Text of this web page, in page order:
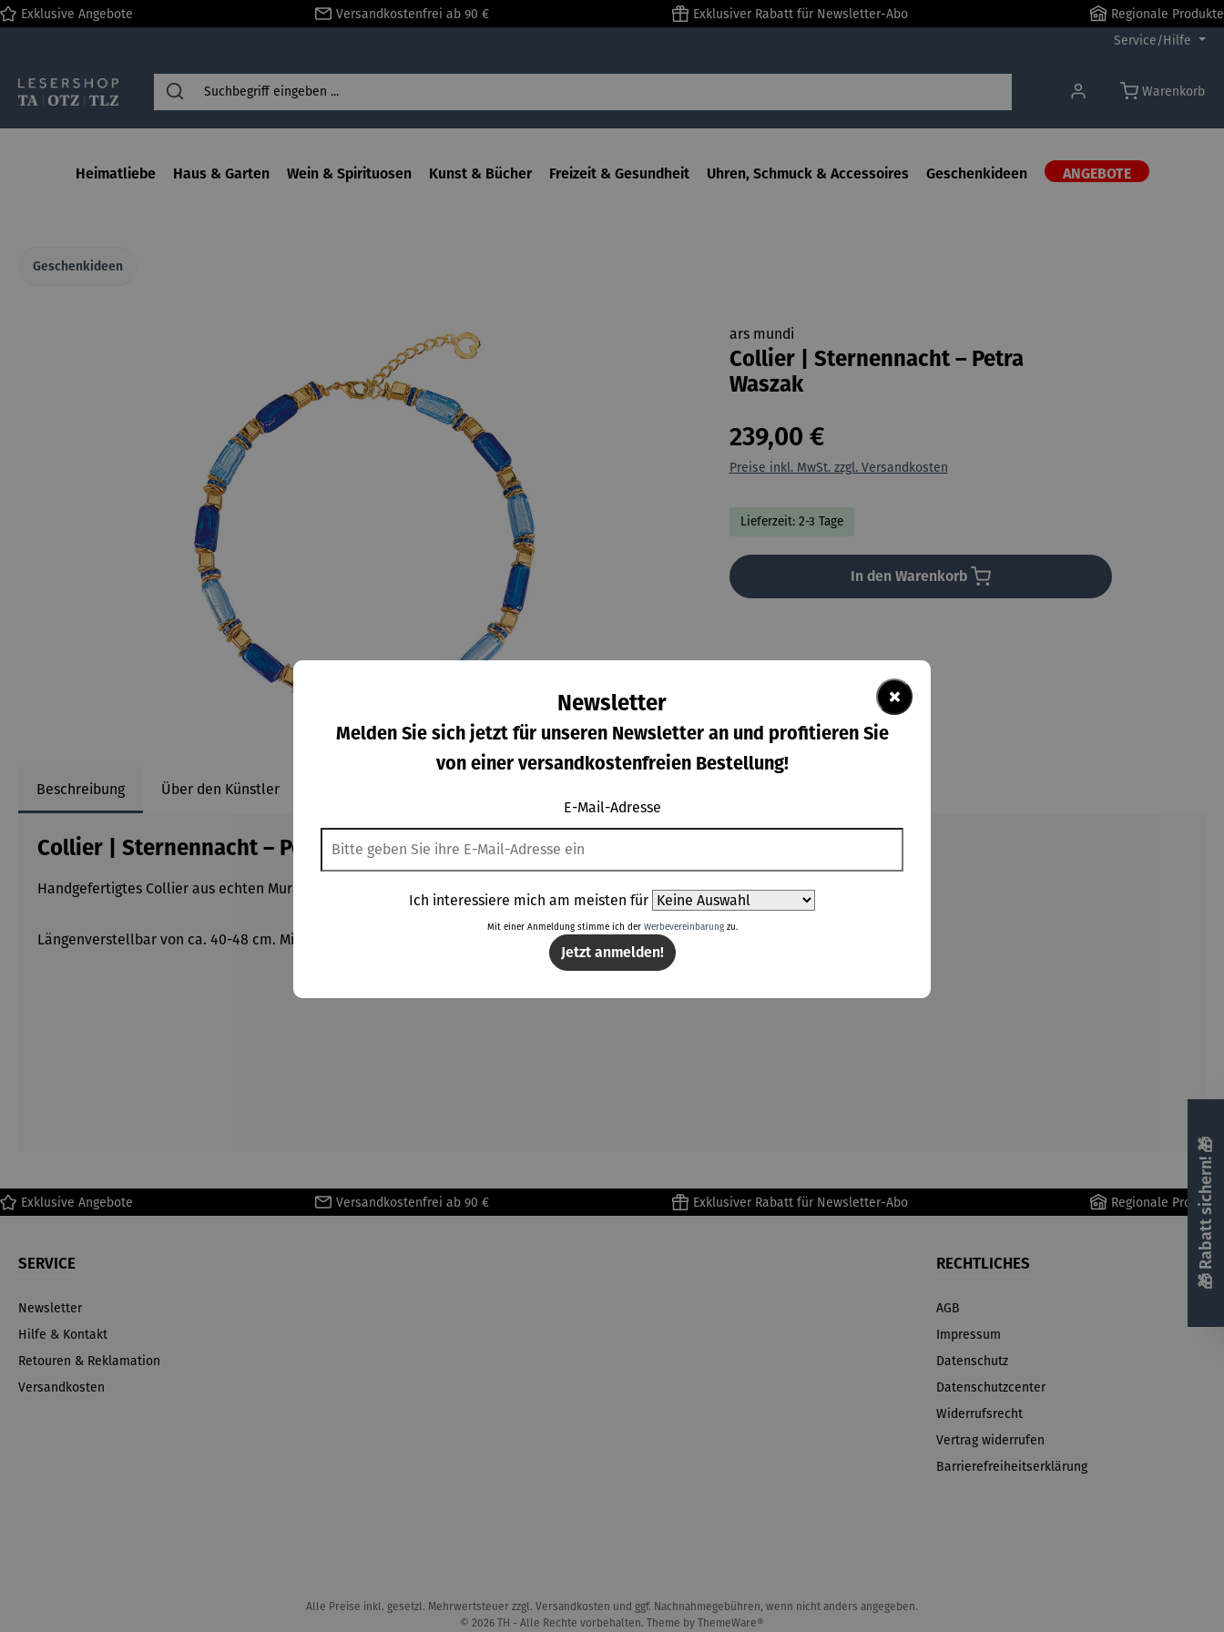
Zur Hauptnavigation springen
Exklusive Angebote Versandkostenfrei ab 90 € Exklusiver Rabatt für Newsletter-Abo
Regionale Produkte
Service/Hilfe
Warenkorb
Heimatliebe Haus & Garten Wein & Spirituosen Kunst & Bücher Freizeit & Gesundheit Uhren, Schmuck & Accessoires Geschenkideen ANGEBOTE
Geschenkideen
ars mundi
Collier | Sternennacht – Petra
Waszak
239,00 €
Preise inkl. MwSt. zzgl. Versandkosten
Lieferzeit: 2-3 Tage
In den Warenkorb
Beschreibung Über den Künstler
Collier | Sternennacht – Petra Waszak
Handgefertigtes Collier aus echten Muranoglas- und Schmucksteinen sowie mit 24 Karat Echtgoldauflage versehenem Messing.
Längenverstellbar von ca. 40-48 cm. Mit Karabinerverschluss.
Exklusive Angebote Versandkostenfrei ab 90 € Exklusiver Rabatt für Newsletter-Abo Regionale Produkte
SERVICE
Newsletter
Hilfe & Kontakt
Retouren & Reklamation
Versandkosten
RECHTLICHES
AGB
Impressum
Datenschutz
Datenschutzcenter
Widerrufsrecht
Vertrag widerrufen
Barrierefreiheitserklärung
Alle Preise inkl. gesetzl. Mehrwertsteuer zzgl. Versandkosten und ggf. Nachnahmegebühren, wenn nicht anders angegeben.
© 2026 TH - Alle Rechte vorbehalten. Theme by ThemeWare®
🎁 Rabatt sichern! 🎁
×
Newsletter
Melden Sie sich jetzt für unseren Newsletter an und profitieren Sie
von einer versandkostenfreien Bestellung!
E-Mail-Adresse
Ich interessiere mich am meisten für
Mit einer Anmeldung stimme ich der Werbevereinbarungzu.
Jetzt anmelden!